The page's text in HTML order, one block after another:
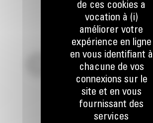
de ces cookies a
vocation à (i)
améliorer votre
expérience en ligne
en vous identifiant à
chacune de vos
connexions sur le
site et en vous
fournissant des
services